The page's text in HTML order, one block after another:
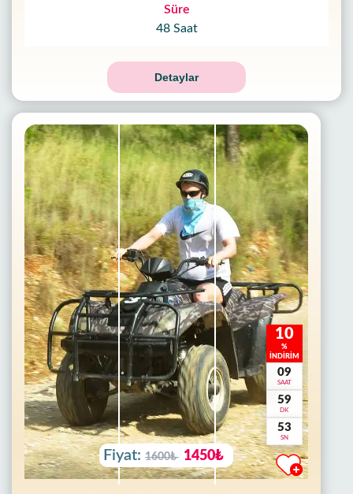
Süre
48 Saat
Detaylar
10
%
İNDİRİM
09
SAAT
59
DK
50
SN
Fiyat: 1600₺ 1450₺